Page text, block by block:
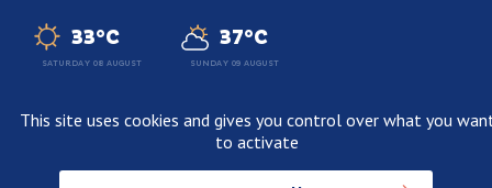
33°C
SATURDAY 08 AUGUST
37°C
SUNDAY 09 AUGUST
This site uses cookies and gives you control over what you
to activate